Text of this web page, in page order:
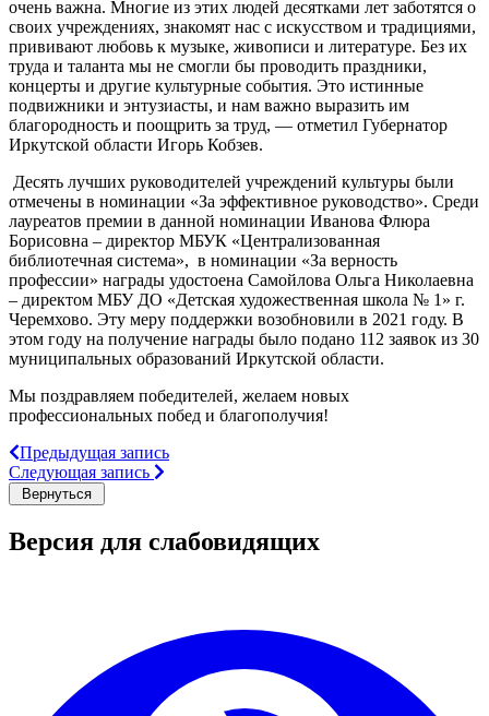
очень важна. Многие из этих людей десятками лет заботятся о
своих учреждениях, знакомят нас с искусством и традициями,
прививают любовь к музыке, живописи и литературе. Без их
труда и таланта мы не смогли бы проводить праздники,
концерты и другие культурные события. Это истинные
подвижники и энтузиасты, и нам важно выразить им
благородность и поощрить за труд, — отметил Губернатор
Иркутской области Игорь Кобзев.
Десять лучших руководителей учреждений культуры были
отмечены в номинации «За эффективное руководство». Среди
лауреатов премии в данной номинации Иванова Флюра
Борисовна – директор МБУК «Централизованная
библиотечная система», в номинации «За верность
профессии» награды удостоена Самойлова Ольга Николаевна
– директом МБУ ДО «Детская художественная школа № 1» г.
Черемхово. Эту меру поддержки возобновили в 2021 году. В
этом году на получение награды было подано 112 заявок из 30
муниципальных образований Иркутской области.
Мы поздравляем победителей, желаем новых
профессиональных побед и благополучия!
Предыдущая запись
Следующая запись
Версия для слабовидящих